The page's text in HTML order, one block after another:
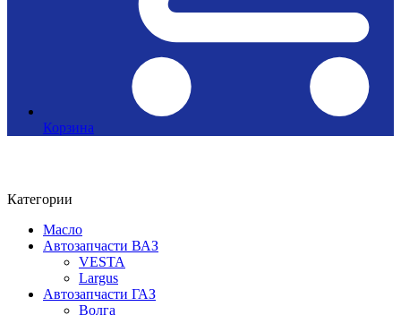
Корзина
Категории
Масло
Автозапчасти ВАЗ
VESTA
Largus
Автозапчасти ГАЗ
Волга